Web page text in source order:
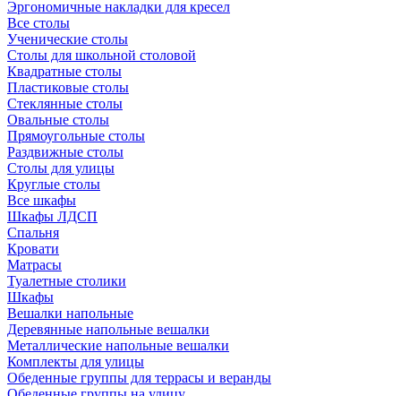
Эргономичные накладки для кресел
Все столы
Ученические столы
Столы для школьной столовой
Квадратные столы
Пластиковые столы
Стеклянные столы
Овальные столы
Прямоугольные столы
Раздвижные столы
Столы для улицы
Круглые столы
Все шкафы
Шкафы ЛДСП
Спальня
Кровати
Матрасы
Туалетные столики
Шкафы
Вешалки напольные
Деревянные напольные вешалки
Металлические напольные вешалки
Комплекты для улицы
Обеденные группы для террасы и веранды